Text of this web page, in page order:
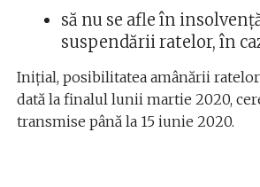
să nu se afle în
suspendării ratelor, în
Inițial, posibilitatea amânării
dată la finalul lunii martie 2020,
transmise până la 15 iunie 2020.